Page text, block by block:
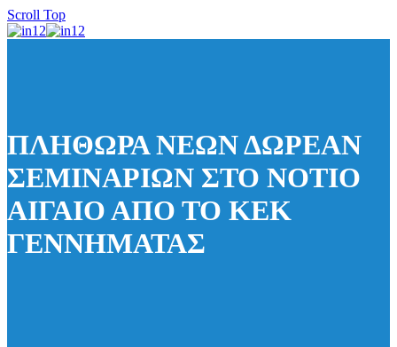
Scroll Top
ΠΛΗΘΩΡΑ ΝΕΩΝ ΔΩΡΕΑΝ
ΣΕΜΙΝΑΡΙΩΝ ΣΤΟ ΝΟΤΙΟ
ΑΙΓΑΙΟ ΑΠΟ ΤΟ ΚΕΚ
ΓΕΝΝΗΜΑΤΑΣ